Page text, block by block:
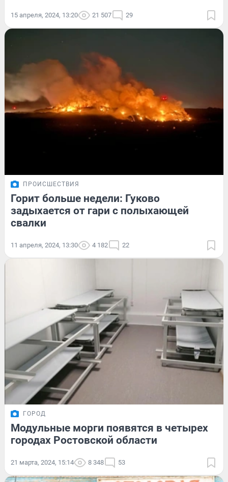
15 апреля, 2024, 13:20 21 507 29
ПРОИСШЕСТВИЯ
Горит больше недели: Гуково
задыхается от гари с полыхающей
свалки
11 апреля, 2024, 13:30 4 182 22
ГОРОД
Модульные морги появятся в четырех
городах Ростовской области
21 марта, 2024, 15:14 8 348 53